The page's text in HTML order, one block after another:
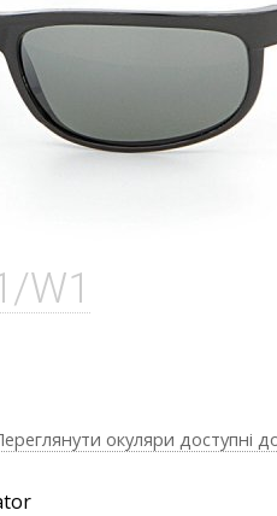
W1
окуляри доступні